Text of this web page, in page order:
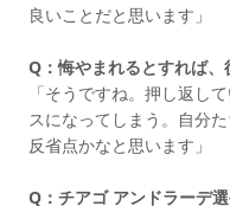
良いことだと思います」
Q：悔やまれるとすれば
「そうですね。押し返し
スになってしまう。自分
反省点かなと思います」
Q：チアゴ アンドラーデ